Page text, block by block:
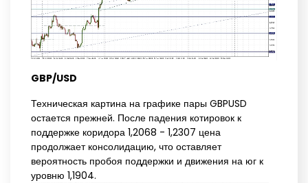
GBP/USD
Техническая картина на графике пары GBPUSD
остается прежней. После падения котировок к
поддержке коридора 1,2068 - 1,2307 цена
продолжает консолидацию, что оставляет
вероятность пробоя поддержки и движения на юг к
уровню 1,1904.